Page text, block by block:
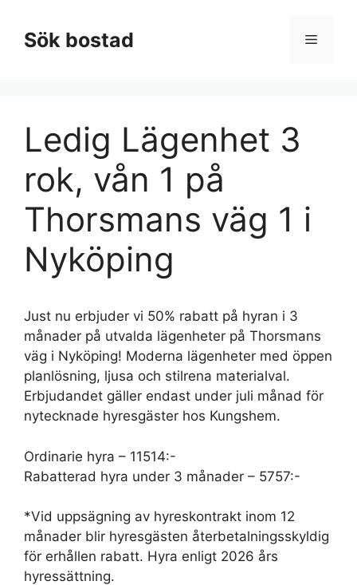
innehållSök bostad Meny
Ledig Lägenhet 3
rok, vån 1 på
Thorsmans väg 1 i
Nyköping
Just nu erbjuder vi 50% rabatt på hyran i 3
månader på utvalda lägenheter på Thorsmans
väg i Nyköping! Moderna lägenheter med öppen
planlösning, ljusa och stilrena materialval.
Erbjudandet gäller endast under juli månad för
nytecknade hyresgäster hos Kungshem.
Ordinarie hyra – 11514:-
Rabatterad hyra under 3 månader – 5757:-
*Vid uppsägning av hyreskontrakt inom 12
månader blir hyresgästen återbetalningsskyldig
för erhållen rabatt. Hyra enligt 2026 års
hyressättning.